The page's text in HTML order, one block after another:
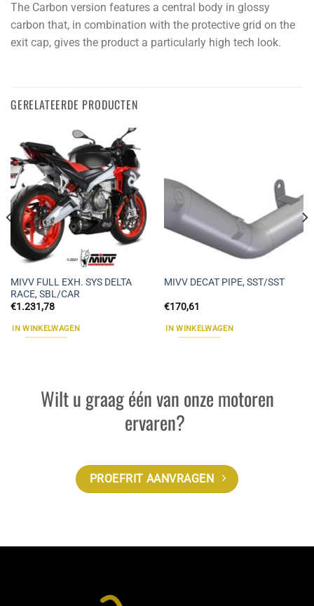
The Carbon version features a central body in glossy
carbon that, in combination with the protective grid on the
exit cap, gives the product a particularly high tech look.
GERELATEERDE PRODUCTEN
MIVV FULL EXH. SYS DELTA
RACE, SBL/CAR
€1.231,78
IN WINKELWAGEN
MIVV DECAT PIPE, SST/SST
€170,61
IN WINKELWAGEN
Wilt u graag één van onze motoren
ervaren?
PROEFRIT AANVRAGEN